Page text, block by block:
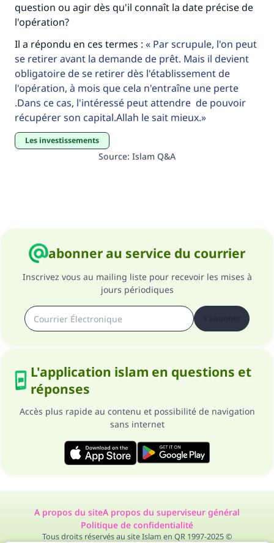
question ou agir dès qu'il connaît la date précise de
l'opération?
Il a répondu en ces termes :
Par scrupule, l'on peut
se retirer avant la demande de prêt. Mais il devient
obligatoire de se retirer dès l'établissement de
l'opération, à mois que cela n'entraîne une perte
.Dans ce cas, l'intéressé peut attendre de pouvoir
récupérer son capital.Allah le sait mieux.
Les investissements
Source: Islam Q&A
abonner au service du courrier
Inscrivez vous au mailing liste pour recevoir les mises à
jours périodiques
L'application islam en questions et
réponses
Accès plus rapide au contenu et possibilité de navigation
sans internet
A propos du siteA propos du superviseur général
Politique de confidentialité
Tous droits réservés au site Islam en QR 1997-2025 ©